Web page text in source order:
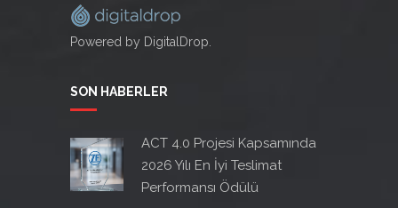
Powered by DigitalDrop.
SON HABERLER
ACT 4.0 Projesi Kapsamında
2026 Yılı En İyi Teslimat
Performansı Ödülü